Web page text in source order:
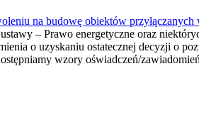
na budowę obiektów przyłączanych
– Prawo energetyczne oraz
o uzyskaniu ostatecznej decyzji o
wzory oświadczeń/